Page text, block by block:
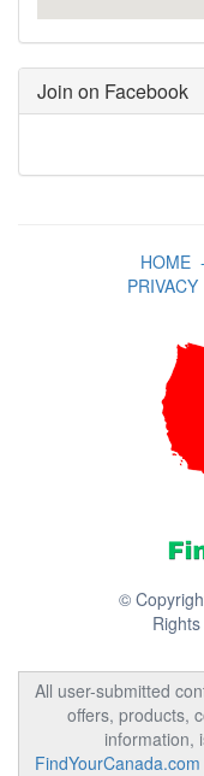
Join on Facebook
HOME-
PRIVACY
©
All user-submitted
offers, products,
information,
FindYourCanada.com